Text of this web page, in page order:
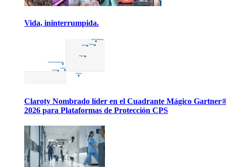
Vida, ininterrumpida.
Claroty Nombrado líder en el Cuadrante Mágico
2026 para Plataformas de Protección CPS